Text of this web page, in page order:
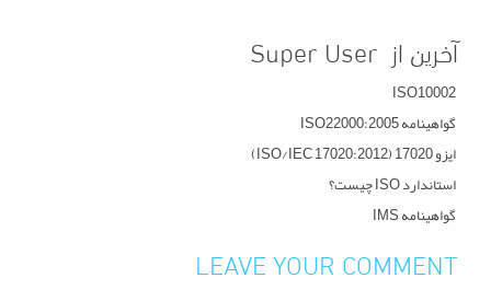
آخرین از Super User
ISO10002
گواهینامه ISO22000:2005
ایزو 17020 (ISO/IEC 17020:2012)
استاندارد ISO چیست؟
گواهینامه IMS
LEAVE YOUR COMMENT